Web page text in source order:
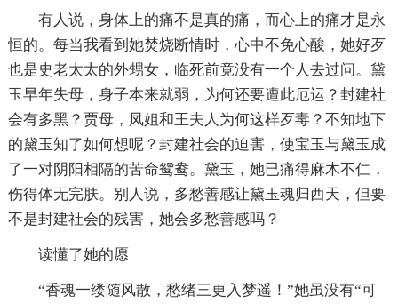
有人说，身体上的痛不是真的痛，而心上的痛才是永
恒的。每当我看到她焚烧断情时，心中不免心酸，她好歹
也是史老太太的外甥女，临死前竟没有一个人去过问。黛
玉早年失母，身子本来就弱，为何还要遭此厄运？封建社
会有多黑？贾母，凤姐和王夫人为何这样歹毒？不知地下
的黛玉知了如何想呢？封建社会的迫害，使宝玉与黛玉成
了一对阴阳相隔的苦命鸳鸯。黛玉，她已痛得麻木不仁，
伤得体无完肤。别人说，多愁善感让黛玉魂归西天，但要
不是封建社会的残害，她会多愁善感吗？
读懂了她的愿
“香魂一缕随风散，愁绪三更入梦遥！”她虽没有“可